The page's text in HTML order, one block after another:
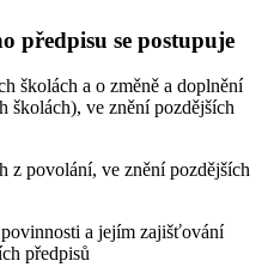
předpisu se postupuje
školách a o změně a doplnění
školách), ve znění pozdějších
z povolání, ve znění pozdějších
a jejím zajišťování
předpisů